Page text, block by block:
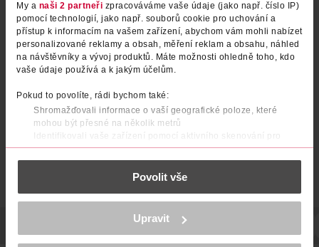
My a naši 2 partneři zpracováváme vaše údaje (jako např. číslo IP)
pomocí technologií, jako např. souborů cookie pro uchování a
přístup k informacím na vašem zařízení, abychom vám mohli nabízet
personalizované reklamy a obsah, měření reklam a obsahu, náhled
na návštěvníky a vývoj produktů. Máte možnosti ohledně toho, kdo
vaše údaje používá a k jakým účelům.
Pokud to povolíte, rádi bychom také:
Shromažďovali informace o vaší geografické poloze, které
mohou být přesné na několik metrů
Identifikovali vaše zařízení pomocí aktivního skenování pro
konkrétní charakteristiky (otisk prstu)
Zjistěte více o tom, jak zpracováváme vaše osobní údaje, a nastavte
části s podrobnostmi . Svůj souhlas můžete kdykoliv
K provozu stránek, personalizaci obsahu a reklam, funkcí sociálních
médií, analýze návštěvnosti, které mohou nést osobní údaje.
Více najdete vprohlášení o ochraně osobních údajů.
Povolit vše
Upravit
Ponožky bez manžety bambus
černé vel. 39/42
under2wear
59.90 Kč
DO KOŠÍKU
Ponožky bez manžety bambus
černé vel. 35/38
DO KOŠÍKU
POČET NÁZEV VÝROBCE/DODAVATELE